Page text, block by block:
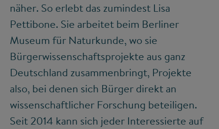
näher. So erlebt das zumindest Lisa
Pettibone. Sie arbeitet beim Berliner
Museum für Naturkunde, wo sie
Bürgerwissenschaftsprojekte aus ganz
Deutschland zusammenbringt, Projekte
also, bei denen sich Bürger direkt an
wissenschaftlicher Forschung beteiligen.
Seit 2014 kann sich jeder Interessierte auf